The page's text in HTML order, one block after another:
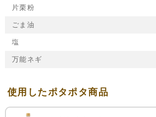
片栗粉
ごま油
塩
万能ネギ
使用したポタポタ商品